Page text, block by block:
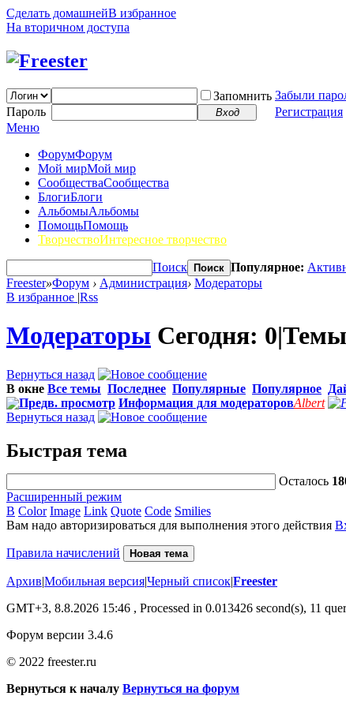
Сделать домашнейВ избранное
На вторичном доступа
Запомнить Забыли
Пароль
Вход
Регистрация
Меню
ФорумФорум
Мой мирМой мир
СообществаСообщества
БлогиБлоги
АльбомыАльбомы
ПомощьПомощь
ТворчествоИнтересное творчество
Поиск Поиск Популярное:
Freester»Форум › Администрация› Модераторы
В избранное |Rss
Модераторы Сегодня: 0|
Вернуться назад
В окне Все темы Последнее Популярные Популярное
Предв. просмотр Информация для модераторовAlbert
Вернуться назад
Быстрая тема
Осталось
Расширенный режим
B Color Image Link Quote Code Smilies
Вам надо авторизироваться для выполнения этого действия
Правила начислений Новая тема
Архив|Мобильная версия|Черный список|Freester
GMT+3, 8.8.2026 15:46 , Processed in 0.013426 second(s), 11
Форум версии 3.4.6
© 2022 freester.ru
Вернуться к началу Вернуться на форум